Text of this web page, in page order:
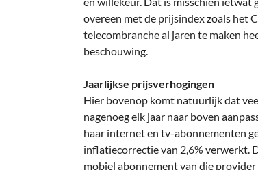
overeen met de prijsindex zoals het
telecombranche al jaren te maken
beschouwing.
Jaarlijkse prijsverhogingen
Hier bovenop komt natuurlijk dat
nagenoeg elk jaar naar boven
haar internet en tv-abonnementen
inflatiecorrectie van 2,6% verwerkt.
mobiel abonnement van die